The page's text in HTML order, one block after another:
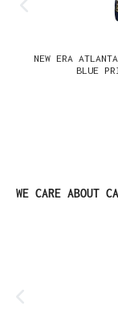
NEW ERA
BLUE
Produktgalerie
WE CARE ABOUT